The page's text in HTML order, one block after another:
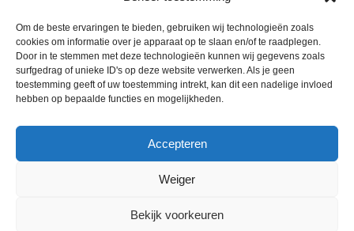
Om de beste ervaringen te bieden, gebruiken wij technologieën zoals
cookies om informatie over je apparaat op te slaan en/of te raadplegen.
Door in te stemmen met deze technologieën kunnen wij gegevens zoals
surfgedrag of unieke ID's op deze website verwerken. Als je geen
toestemming geeft of uw toestemming intrekt, kan dit een nadelige invloed
hebben op bepaalde functies en mogelijkheden.
Accepteren
Weiger
Bekijk voorkeuren
staken of op te schorten. Worden die aanvragen nu allemaal
Als Jägermeister zijn activiteiten stopt in Rusland, deponeert de
Russische distilleerderij Kristall het merk Alter Heiler voor
kruidenbitter. De look and feel is hetzelfde. Om te voorkomen dat
het merk wordt geregistreerd, heeft Jägermeister een letter of
naar haar Russische merkregistratie. Naar aanleiding daarvan
heeft de aanvrager het merk ingetrokken.